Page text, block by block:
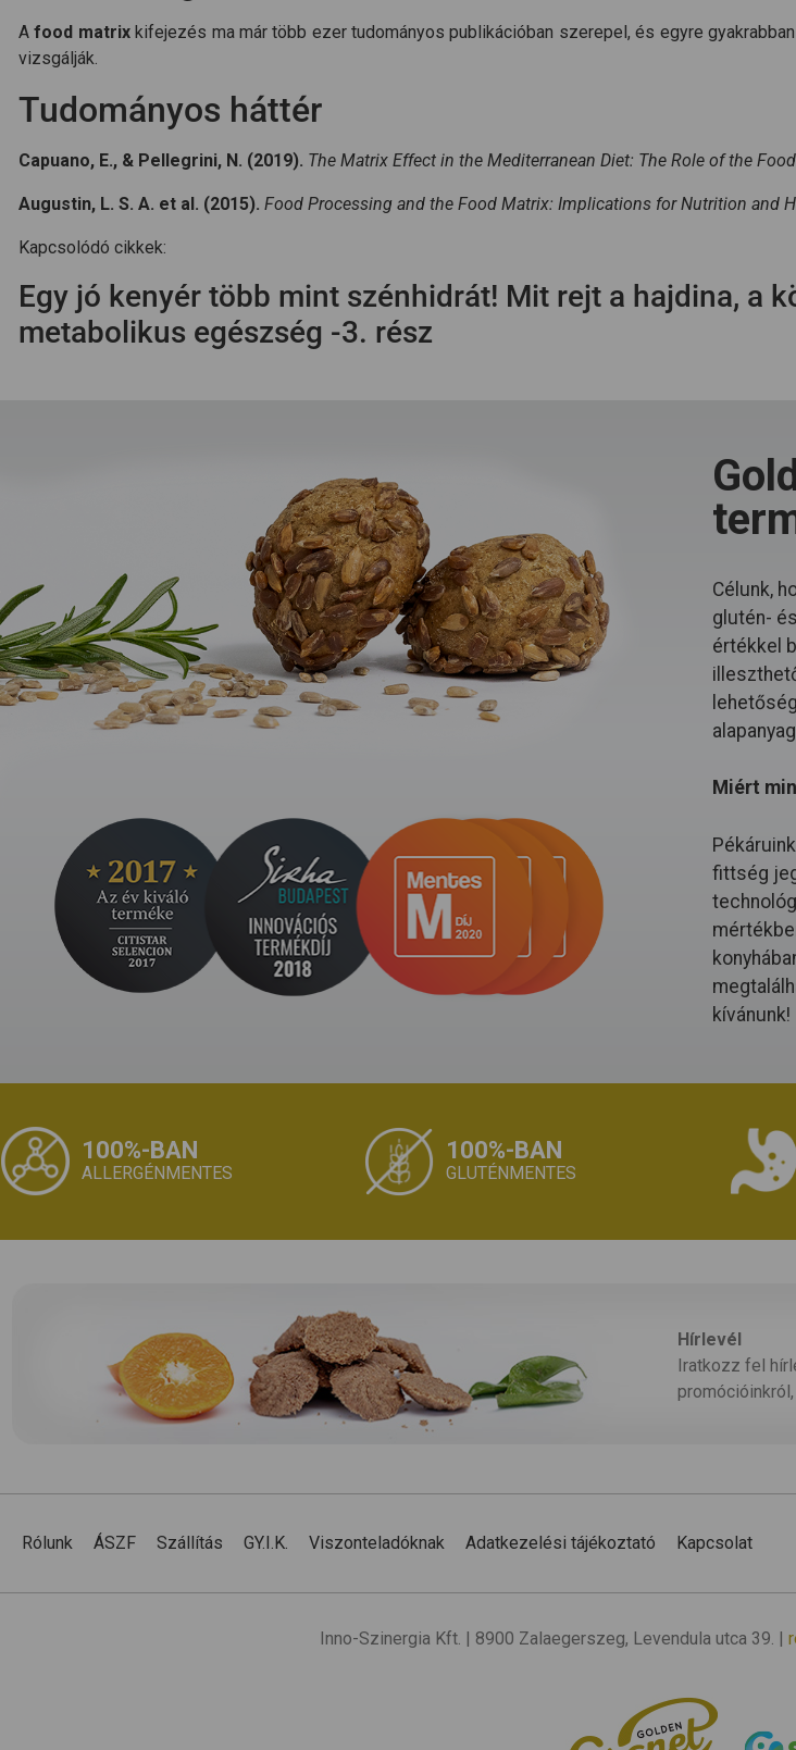
Afood matrixkifejezés ma már több ezer tudományos publikációban szerepel, és egyre
vizsgálják.
Tudományos háttér
Capuano, E., & Pellegrini, N. (2019). The Matrix Effect in the Mediterranean Diet: The Role of the
Augustin, L. S. A. et al. (2015). Food Processing and the Food Matrix: Implications for Nutrition and
Kapcsolódó cikkek:
Egy jó kenyér több mint szénhidrát! Mit rejt a hajdina, a
metabolikus egészség -3. rész
Célunk,
glutén-
értékkel
Miért
fittség
kívánunk!
100%-BAN
ALLERGÉNMENTES
100%-BAN
GLUTÉNMENTES
Hírlevél
Iratkozz fel
Rólunk ÁSZF Szállítás GY.I.K. Viszonteladóknak Adatkezelési tájékoztató Kapcsolat
Inno-Szinergia Kft. | 8900 Zalaegerszeg, Levendula utca 39. |